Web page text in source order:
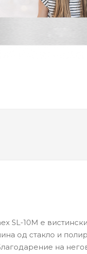
SL-10M е
од стакло и
на